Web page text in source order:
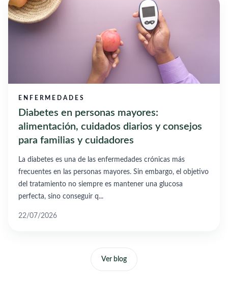
ENFERMEDADES
Diabetes en personas mayores:
alimentación, cuidados diarios y consejos
para familias y cuidadores
La diabetes es una de las enfermedades crónicas más
frecuentes en las personas mayores. Sin embargo, el objetivo
del tratamiento no siempre es mantener una glucosa
perfecta, sino conseguir q...
22/07/2026
Ver blog